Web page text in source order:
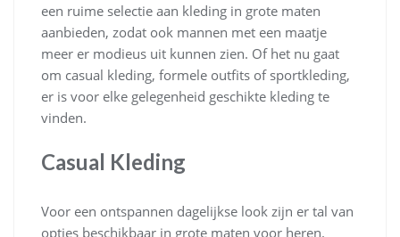
een ruime selectie aan kleding in grote maten
aanbieden, zodat ook mannen met een maatje
meer er modieus uit kunnen zien. Of het nu gaat
om casual kleding, formele outfits of sportkleding,
er is voor elke gelegenheid geschikte kleding te
vinden.
Casual Kleding
Voor een ontspannen dagelijkse look zijn er tal van
opties beschikbaar in grote maten voor heren.